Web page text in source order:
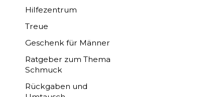
Hilfezentrum
Treue
Geschenk für Männer
Ratgeber zum Thema
Schmuck
Rückgaben und